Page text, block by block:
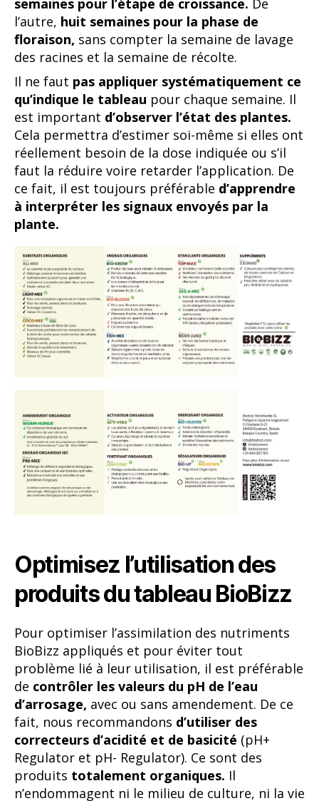
réellement besoin de la dose indiquée ou s’il
faut la réduire voire retarder l’application. De
ce fait, il est toujours préférabled’apprendre
à interpréter les signaux envoyés par la
plante.
Optimisez l’utilisation des
produits du tableau BioBizz
Pour optimiser l’assimilation des nutriments
BioBizz appliqués et pour éviter tout
de contrôler les valeurs du pH de l’eau
d’arrosage,avec ou sans amendement. De ce
fait, nous recommandonsd’utiliser des
correcteurs d’acidité et de basicité(pH+
Regulator et pH- Regulator). Ce sont des
produitstotalement organiques.Il
n’endommagent ni le milieu de culture, ni la vie
microbienne qui peut s’y trouver. Ceci étant
dit, nous allons maintenant vous expliquer les
principales caractéristiques des amendements
Biobizz.
Les substrats BioBizz